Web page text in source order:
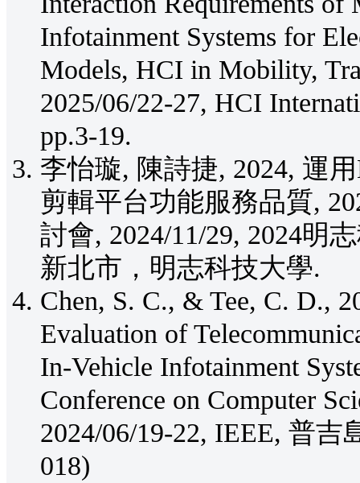
Infotainment Systems for
Models, HCI in Mobility,
2025/06/22-27, HCI
pp.3-19.
李怡璇, 陳詩捷, 2024, 運
剪輯平台功能服務品質,
討會, 2024/11/29, 2024明
新北市，明志科技大學.
Chen, S. C., & Tee, C. D.,
Evaluation of
In-Vehicle Infotainment
Conference on Computer
2024/06/19-22, IEEE, 普吉
018)